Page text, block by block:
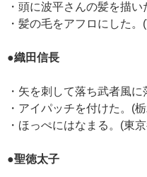
・頭に波平さんの髪を描
・髪の毛をアフロにした
●織田信長
・矢を刺して落ち武者風
・アイパッチを付けた。(
・ほっぺにはなまる。(東
●聖徳太子